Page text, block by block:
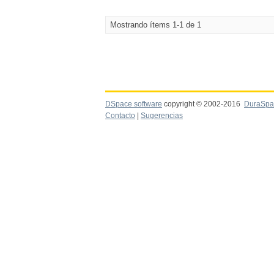
Mostrando ítems 1-1 de 1
DSpace software copyright © 2002-2016
Contacto
Sugerencias